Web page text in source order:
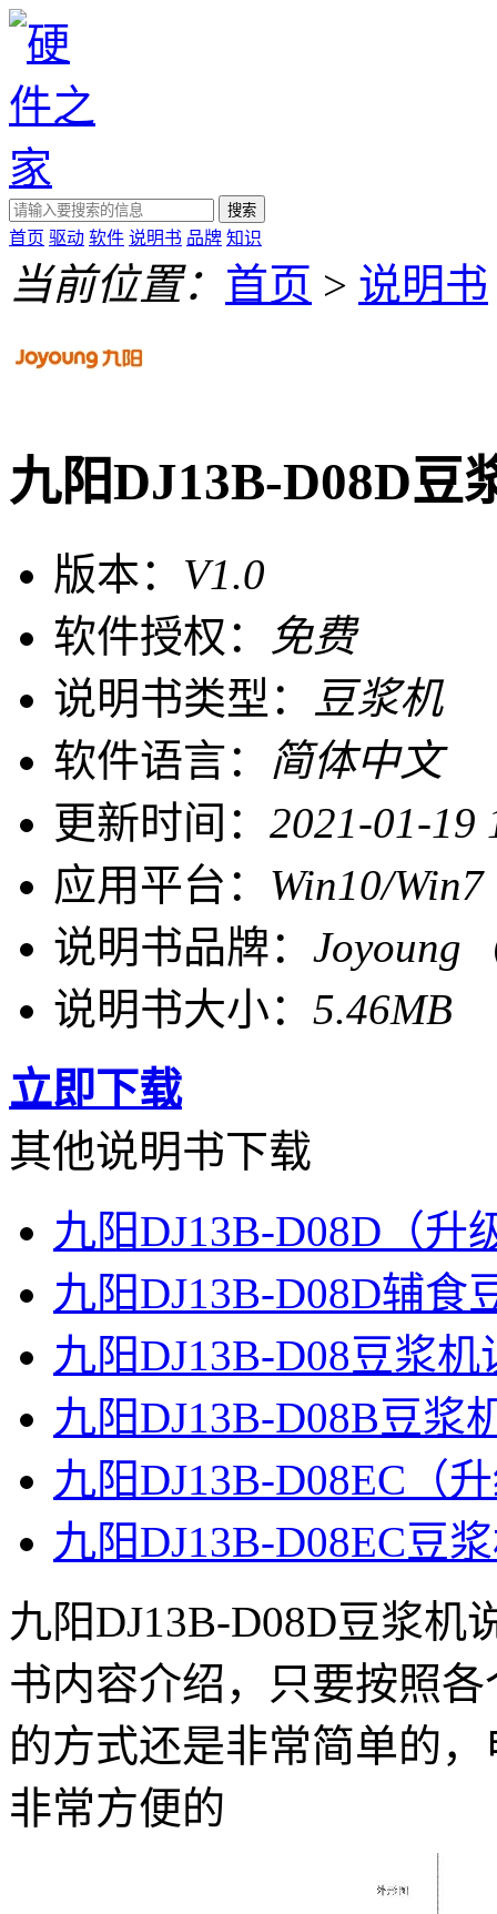
搜索
首页 驱动 软件 说明书 品牌 知识
当前位置： 首页 > 说明书
九阳DJ13B-D08D豆
版本： V1.0
软件授权：
免费
说明书类型：
豆浆机
软件语言： 简体中文
更新时间： 2021-01-19
应用平台： Win10/Win7
说明书品牌： Joyoung
说明书大小： 5.46MB
立即下载
其他说明书下载
九阳DJ13B-D08D（升
九阳DJ13B-D08D辅食
九阳DJ13B-D08豆浆机
九阳DJ13B-D08B豆浆
九阳DJ13B-D08EC（
九阳DJ13B-D08EC豆
九阳DJ13B-D08D豆浆机
书内容介绍，只要按照
的方式还是非常简单的
非常方便的